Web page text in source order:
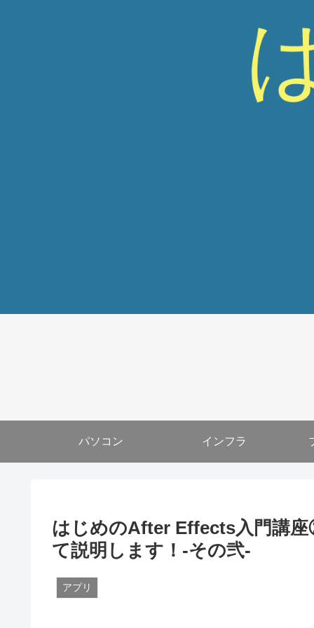
パソコン インフラ
はじめのAfter Effects入門講
て説明します！-その弐-
アプリ